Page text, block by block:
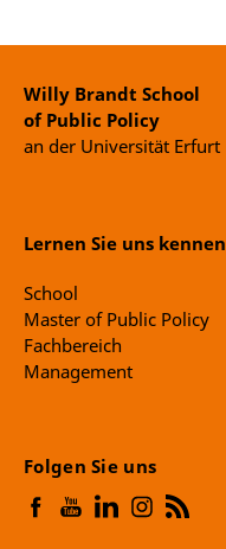
Willy Brandt School
of Public Policy
an der Universität Erfurt
Lernen Sie uns kennen
School
Master of Public Policy
Fachbereich
Management
Folgen Sie uns